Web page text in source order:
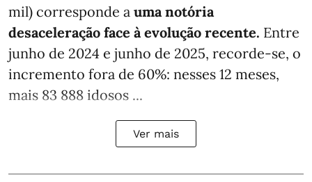
mil) corresponde a uma notória
desaceleração face à evolução recente. Entre
junho de 2024 e junho de 2025, recorde-se, o
incremento fora de 60%: nesses 12 meses,
mais 83 888 idosos ...
Ver mais